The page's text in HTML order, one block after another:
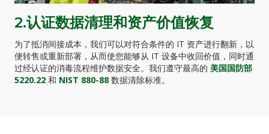
2.认证数据清理和资产价值恢复
为了抵消间接成本，我们可以对符合条件的 IT 资产进行翻新，以
便转售或重新部署，从而使您能够从 IT 设备中收回价值，同时通
过经认证的消毒流程维护数据安全。我们遵守最高的 美国国防部
5220.22 和 NIST 880-88 数据清除标准。